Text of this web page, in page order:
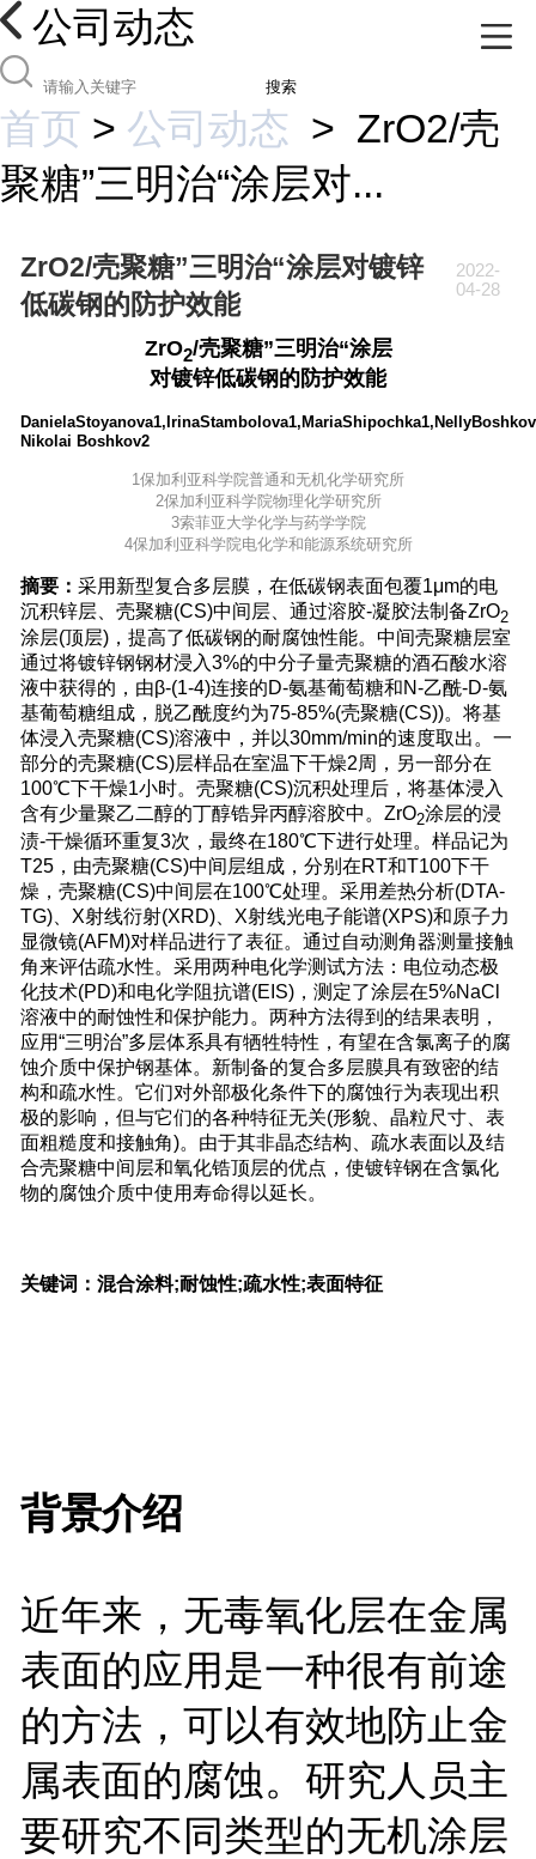
公司动态
搜索
首页 > 公司动态 > ZrO2/壳
聚糖”三明治“涂层对...
ZrO2/壳聚糖”三明治“涂层对镀锌
低碳钢的防护效能
2022-
04-28
ZrO2/壳聚糖”三明治“涂层
对镀锌低碳钢的防护效能
Nikolai Boshkov2
1保加利亚科学院普通和无机化学研究所
2保加利亚科学院物理化学研究所
3索菲亚大学化学与药学学院
4保加利亚科学院电化学和能源系统研究所
摘要： 采用新型复合多层膜，在低碳钢表面包覆1μm的电
沉积锌层、壳聚糖(CS)中间层、通过溶胶-凝胶法制备ZrO2
涂层(顶层)，提高了低碳钢的耐腐蚀性能。中间壳聚糖层室
通过将镀锌钢钢材浸入3%的中分子量壳聚糖的酒石酸水溶
液中获得的，由β-(1-4)连接的D-氨基葡萄糖和N-乙酰-D-氨
基葡萄糖组成，脱乙酰度约为75-85%(壳聚糖(CS))。将基
体浸入壳聚糖(CS)溶液中，并以30mm/min的速度取出。一
部分的壳聚糖(CS)层样品在室温下干燥2周，另一部分在
100℃下干燥1小时。壳聚糖(CS)沉积处理后，将基体浸入
含有少量聚乙二醇的丁醇锆异丙醇溶胶中。ZrO2涂层的浸
渍-干燥循环重复3次，最终在180℃下进行处理。样品记为
T25，由壳聚糖(CS)中间层组成，分别在RT和T100下干
燥，壳聚糖(CS)中间层在100℃处理。采用差热分析(DTA-
TG)、X射线衍射(XRD)、X射线光电子能谱(XPS)和原子力
显微镜(AFM)对样品进行了表征。通过自动测角器测量接触
角来评估疏水性。采用两种电化学测试方法：电位动态极
化技术(PD)和电化学阻抗谱(EIS)，测定了涂层在5%NaCl
溶液中的耐蚀性和保护能力。两种方法得到的结果表明，
应用“三明治”多层体系具有牺牲特性，有望在含氯离子的腐
蚀介质中保护钢基体。新制备的复合多层膜具有致密的结
构和疏水性。它们对外部极化条件下的腐蚀行为表现出积
极的影响，但与它们的各种特征无关(形貌、晶粒尺寸、表
面粗糙度和接触角)。由于其非晶态结构、疏水表面以及结
合壳聚糖中间层和氧化锆顶层的优点，使镀锌钢在含氯化
物的腐蚀介质中使用寿命得以延长。
关键词：混合涂料;耐蚀性;疏水性;表面特征
背景介绍
近年来，无毒氧化层在金属
表面的应用是一种很有前途
的方法，可以有效地防止金
属表面的腐蚀。研究人员主
要研究不同类型的无机涂层